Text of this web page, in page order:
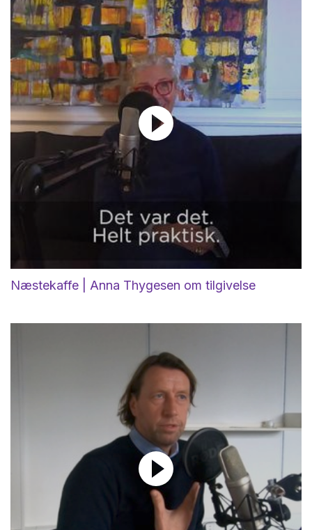
Næstekaffe | Anna Thygesen om tilgivelse